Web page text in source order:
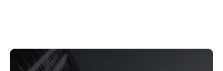
pour courir que pour partager un bon moment
ensemble.